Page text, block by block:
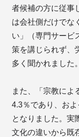
者候補の方に従事
は会社側だけでな
い」（専門サービ
策を講じられず、
多く聞かれました。
また、「宗教によ
4.3％であり、お
となりました。実
文化の違いから既